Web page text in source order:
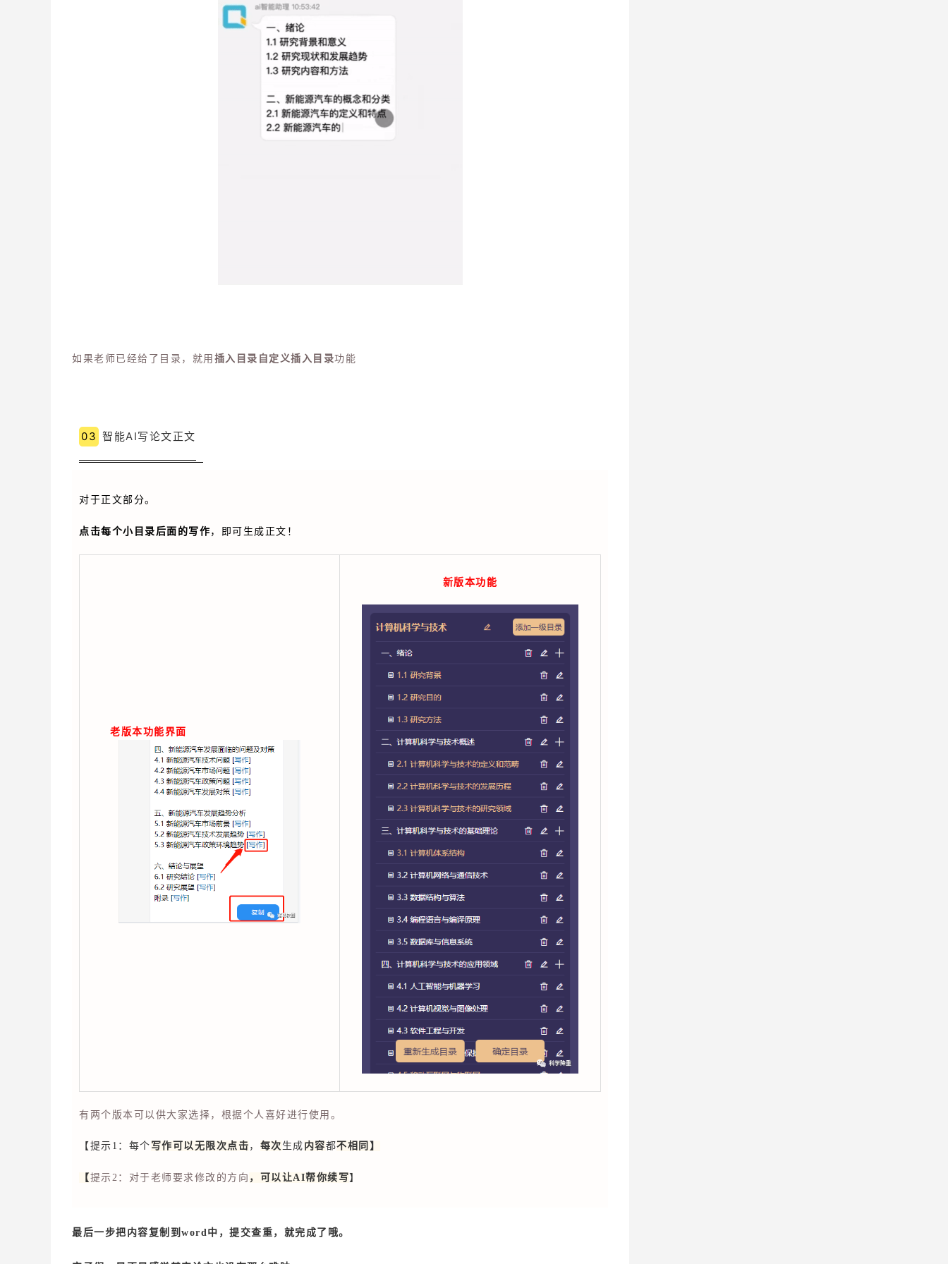
如果老师已经给了目录，就用插入目录 自定义插入目录功能
03 智能AI写论文正文
对于正文部分。
点击每个小目录后面的写作 ，即可生成正文！
老版本功能界面
新版本功能
有两个版本可以供大家选择，根据个人喜好进行使用。
【提示1：每个 写作可以无限次点击 ， 每次 生成 内容都不相同】
【 提示2：对于老师要求修改的方向 ，可以让AI帮你续写】
最后一步把内容复制到word中，提交查重，就完成了哦。